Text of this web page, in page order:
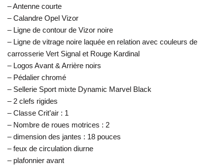
– Antenne courte
– Calandre Opel Vizor
– Ligne de contour de Vizor noire
– Ligne de vitrage noire laquée en relation avec couleurs de
carrosserie Vert Signal et Rouge Kardinal
– Logos Avant & Arrière noirs
– Pédalier chromé
– Sellerie Sport mixte Dynamic Marvel Black
– 2 clefs rigides
– Classe Crit’air : 1
– Nombre de roues motrices : 2
– dimension des jantes : 18 pouces
– feux de circulation diurne
– plafonnier avant